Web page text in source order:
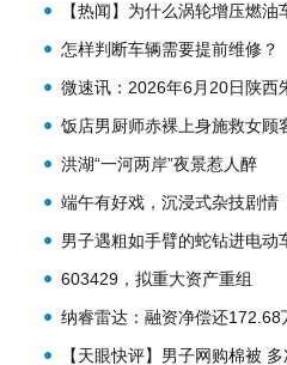
图辨物” 每日热讯
【热闻】为什么涡轮增压燃
短？
怎样判断车辆需要提前维修？
微速讯：2026年6月20日陕西
限公司价格行情
饭店男厨师赤裸上身施救女顾
穿衣服贴近女性”，本人回应；
人寒了心！
洪湖“一河两岸”夜景惹人醉
端午有好戏，沉浸式杂技剧情
府》连演三天
男子遇粗如手臂的蛇钻进电动
子载蛇回家，请邻居帮忙处理
603429，拟重大资产重组
纳睿雷达：融资净偿还172.68
3.07亿元
【天眼快评】男子网购棉被